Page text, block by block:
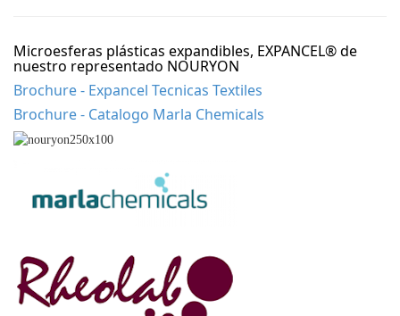
Microesferas plásticas expandibles, EXPANCEL® de
nuestro representado NOURYON
Brochure - Expancel Tecnicas Textiles
Brochure - Catalogo Marla Chemicals